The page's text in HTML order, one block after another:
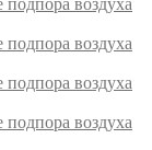
воздуха
воздуха
воздуха
воздуха